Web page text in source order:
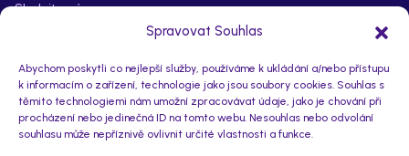
Spravovat Souhlas
Abychom poskytli co nejlepší služby, používáme k ukládání a/nebo přístupu
k informacím o zařízení, technologie jako jsou soubory cookies. Souhlas s
těmito technologiemi nám umožní zpracovávat údaje, jako je chování při
procházení nebo jedinečná ID na tomto webu. Nesouhlas nebo odvolání
souhlasu může nepříznivě ovlivnit určité vlastnosti a funkce.
Sledujte nás na: